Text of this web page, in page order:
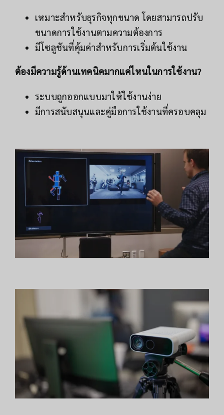
เหมาะสำหรับธุรกิจทุกขนาด โดยสามารถปรับ
ขนาดการใช้งานตามความต้องการ
มีโซลูชันที่คุ้มค่าสำหรับการเริ่มต้นใช้งาน
ต้องมีความรู้ด้านเทคนิคมากแค่ไหนในการใช้งาน?
ระบบถูกออกแบบมาให้ใช้งานง่าย
มีการสนับสนุนและคู่มือการใช้งานที่ครอบคลุม